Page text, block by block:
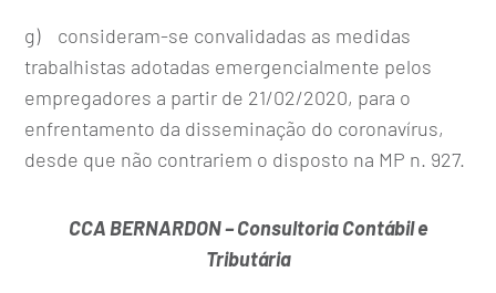
g) consideram-se convalidadas as medidas
trabalhistas adotadas emergencialmente pelos
empregadores a partir de 21/02/2020, para o
enfrentamento da disseminação do coronavírus,
desde que não contrariem o disposto na MP n. 927.
CCA BERNARDON – Consultoria Contábil e
Tributária